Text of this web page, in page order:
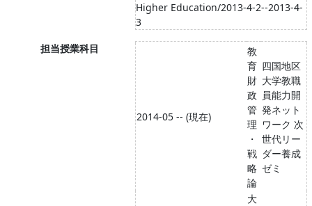
Higher Education/2013-4-2--2013-4-
3
担当授業科目
2014-05 -- (現在)
教
育
財
政
管
理
・
戦
略
論
四国地区
大学教職
員能力開
発ネット
ワーク 次
世代リー
ダー養成
ゼミ
大